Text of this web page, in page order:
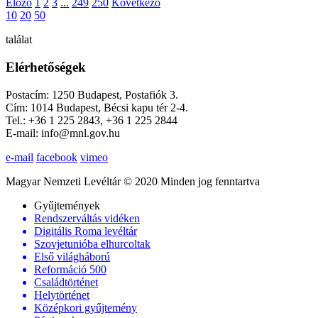
Előző 2 3 ... 249 250 Következő
10 20 50
találat
Elérhetőségek
Postacím: 1250 Budapest, Postafiók 3.
Cím: 1014 Budapest, Bécsi kapu tér 2-4.
Tel.: +36 1 225 2843, +36 1 225 2844
E-mail: info@mnl.gov.hu
e-mail facebook vimeo
Magyar Nemzeti Levéltár © 2020 Minden jog fenntartva
Gyűjtemények
Rendszerváltás vidéken
Digitális Roma levéltár
Szovjetunióba elhurcoltak
Első világháború
Reformáció 500
Családtörténet
Helytörténet
Középkori gyűjtemény